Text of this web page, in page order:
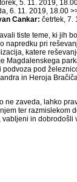
torek, 5. 11. 2019,
6. 11. 2019, 18.00
Cankar: četrtek, 7.
tiste teme, ki jih
napredku pri
katere
Magdalenskega
pod
in Heroja
ne zaveda, lahko
ter razmislekom
in dobrodošli